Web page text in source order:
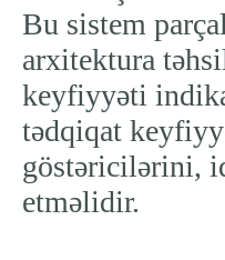
Bu sistem
arxitektura
keyfiyyəti
tədqiqat
göstəricilərini,
etməlidir.